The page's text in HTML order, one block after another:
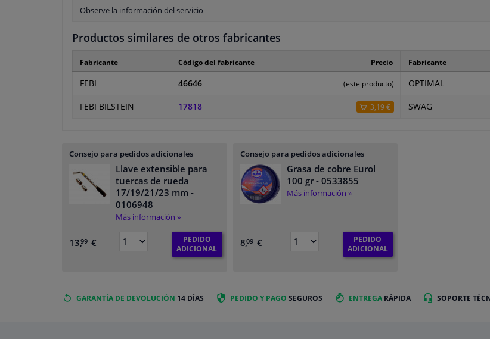
Observe la información del servicio
Productos similares de otros fabricantes
Fabricante Código del fabricante Precio
FEBI 46646 (este producto)
FEBI BILSTEIN 17818 3,19 €
Fabricante
OPTIMAL
SWAG
Consejo para pedidos adicionales
Llave extensible para
tuercas de rueda
17/19/21/23 mm -
0106948
Más información »
13,99 €
PEDIDO
ADICIONAL
Consejo para pedidos adicionales
Grasa de cobre Eurol
100 gr- 0533855
Más información »
8,09 €
PEDIDO
ADICIONAL
GARANTÍA DE DEVOLUCIÓN 14 DÍAS PEDIDO Y PAGO SEGUROS ENTREGA RÁPIDA SOPORTE